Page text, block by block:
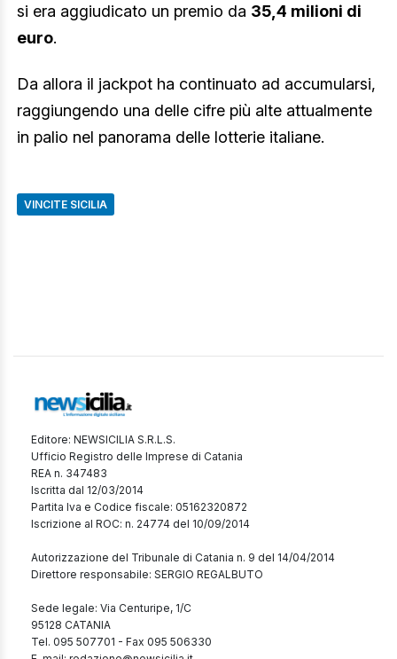
si era aggiudicato un premio da 35,4 milioni di
euro.
Da allora il jackpot ha continuato ad accumularsi,
raggiungendo una delle cifre più alte attualmente
in palio nel panorama delle lotterie italiane.
VINCITE SICILIA
Editore: NEWSICILIA S.R.L.S.
Ufficio Registro delle Imprese di Catania
REA n. 347483
Iscritta dal 12/03/2014
Partita Iva e Codice fiscale: 05162320872
Iscrizione al ROC: n. 24774 del 10/09/2014
Autorizzazione del Tribunale di Catania n. 9 del 14/04/2014
Direttore responsabile: SERGIO REGALBUTO
Sede legale: Via Centuripe, 1/C
95128 CATANIA
Tel. 095 507701 - Fax 095 506330